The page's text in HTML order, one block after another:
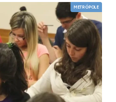
METRÓPOLE